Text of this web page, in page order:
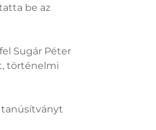
be az
Sugár Péter
történelmi
tanúsítványt